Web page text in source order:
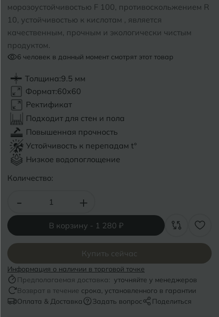
морозоустойчивостью F 100, противоскольжением R
10, устойчивостью к кислотам , является
качественным, прочным и экологически чистым
продуктом.
6 человек в данный момент смотрят этот товар
Толщина:9.5 мм
Формат:60x60
Ректификат
Подходит для стен и пола
Повышенная прочность
Устойчивость к перепадам t°
Низкое водопоглощение
Количество:
- +
В корзину - 1 280 ₽
Купить сейчас
Информация о наличии в торговой точке
Предполагаемая доставка: уточняйте у менеджеров
Возврат в течение срока, установленного в гарантии
Оплата & Доставка
Задать вопрос Поделиться
Б Барнаул
Белгород
Белореченск
Боровичи
Брянск
Бугульма
Бугуруслан
Волгодонск
Воронеж
Воткинск
Ростов-на-Дону
Рыбинск
Симферополь
Славянск-на-Кубани
Смоленск
Сосновый Бор
Сочи